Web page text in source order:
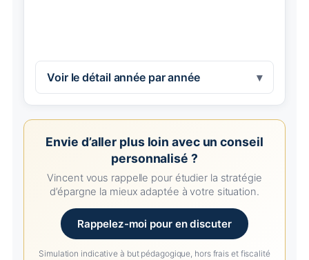
Voir le détail année par année
Envie d’aller plus loin avec un conseil
personnalisé ?
Vincent vous rappelle pour étudier la stratégie
d’épargne la mieux adaptée à votre situation.
Rappelez-moi pour en discuter
Simulation indicative à but pédagogique, hors frais et fiscalité